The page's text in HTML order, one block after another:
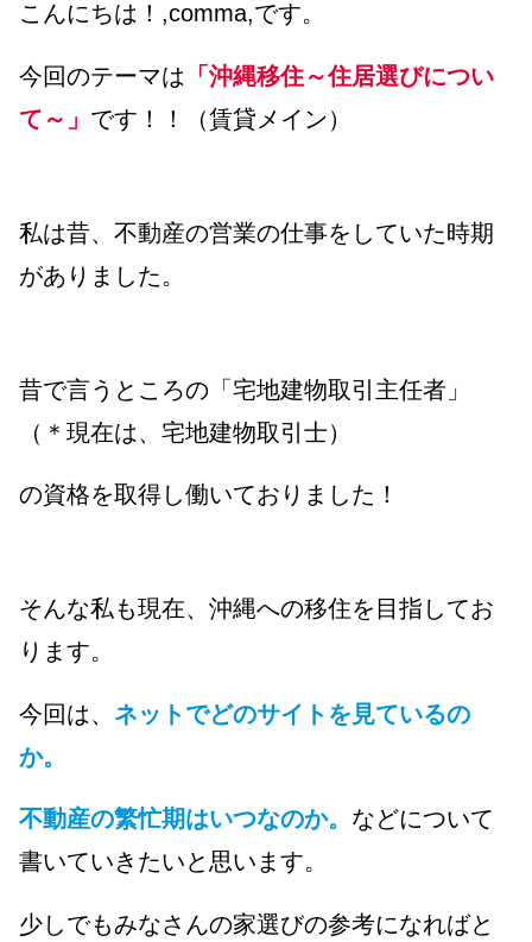
こんにちは！,comma,です。
今回のテーマは 「沖縄移住～住居選びについ
て～」 です！！（賃貸メイン）
私は昔、不動産の営業の仕事をしていた時期
がありました。
昔で言うところの「宅地建物取引主任者」
（＊現在は、宅地建物取引士）
の資格を取得し働いておりました！
そんな私も現在、沖縄への移住を目指してお
ります。
今回は、 ネットでどのサイトを見ているの
か。
不動産の繁忙期はいつなのか。 などについて
書いていきたいと思います。
少しでもみなさんの家選びの参考になればと